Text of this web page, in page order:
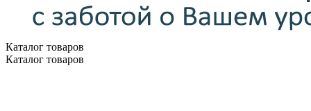
Каталог товаров
Каталог товаров